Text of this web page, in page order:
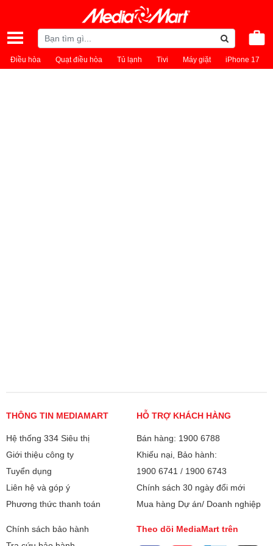
Điều hòa Quạt điều hòa Tủ lạnh Tivi Máy giặt iPhone 17
THÔNG TIN MEDIAMART
Hệ thống 334 Siêu thị
Giới thiệu công ty
Tuyển dụng
Liên hệ và góp ý
Phương thức thanh toán
HỖ TRỢ KHÁCH HÀNG
Bán hàng: 1900 6788
Khiếu nại, Bảo hành:
1900 6741 / 1900 6743
Chính sách 30 ngày đổi mới
Mua hàng Dự án/ Doanh nghiệp
Chính sách bảo hành
Theo dõi MediaMart trên